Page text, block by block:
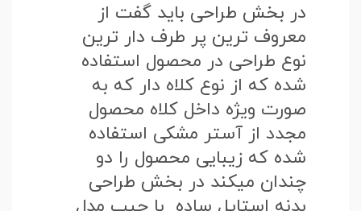
در بخش طراحی باید گفت از
معروف ترین پر طرف دار ترین
نوع طراحی در محصول استفاده
شده که از نوع کلاه دار که به
صورت ویژه داخل کلاه محصول
مجدد از آستر مشکی استفاده
شده که زیبایی محصول را دو
چندان میکند در بخش طراحی